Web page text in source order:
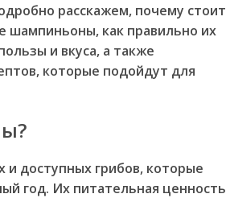
расскажем, почему стоит
шампиньоны, как правильно их
и вкуса, а также
которые подойдут для
доступных грибов, которые
год. Их питательная ценность